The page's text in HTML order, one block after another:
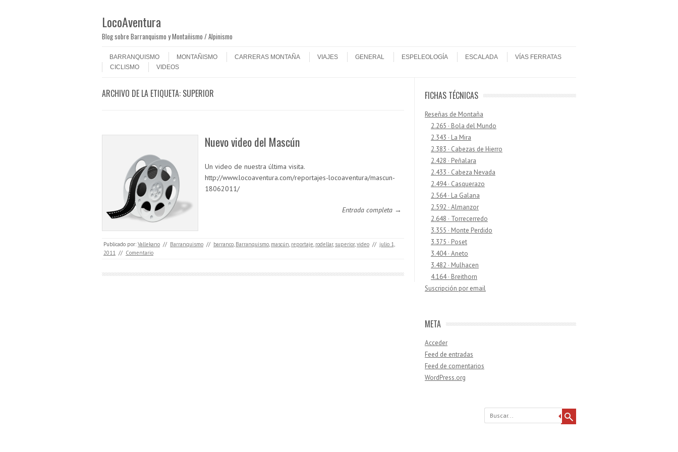
LocoAventura
Blog sobre Barranquismo y Montañismo / Alpinismo
Menú
BARRANQUISMO
MONTAÑISMO CARRERAS MONTAÑA VIAJES GENERAL ESPELEOLOGÍA ESCALADA
VÍAS FERRATAS
CICLISMO
VIDEOS
ARCHIVO DE LA ETIQUETA: SUPERIOR
Nuevo video del Mascún
Un video de nuestra última visita.
http://www.locoaventura.com/reportajes-locoaventura/mascun-
18062011/
Entrada completa →
Publicado por: Vallekano // Barranquismo // barranco, Barranquismo, mascún, reportaje, rodellar, superior,video // julio 1,
2011 // Comentario
FICHAS TÉCNICAS
Reseñas de Montaña
2.265 · Bola del Mundo
2.343 · La Mira
2.383 · Cabezas de Hierro
2.428 · Peñalara
2.433 · Cabeza Nevada
2.494 · Casquerazo
2.564 · La Galana
2.592 · Almanzor
2.648 · Torrecerredo
3.355 · Monte Perdido
3.375 · Poset
3.404 · Aneto
3.482 · Mulhacen
4.164 · Breithorn
Suscripción por email
META
Acceder
Feed de entradas
Feed de comentarios
WordPress.org